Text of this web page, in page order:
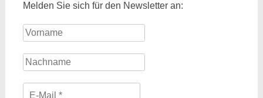
Melden Sie sich für den Newsletter an: